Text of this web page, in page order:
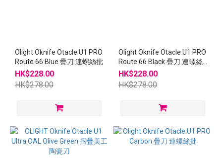
Olight Oknife Otacle U1 PRO
Route 66 Blue 疊刀 連螺絲批
HK$228.00
HK$278.00
Olight Oknife Otacle U1 PRO
Route 66 Black 疊刀 連螺絲
批
HK$228.00
HK$278.00